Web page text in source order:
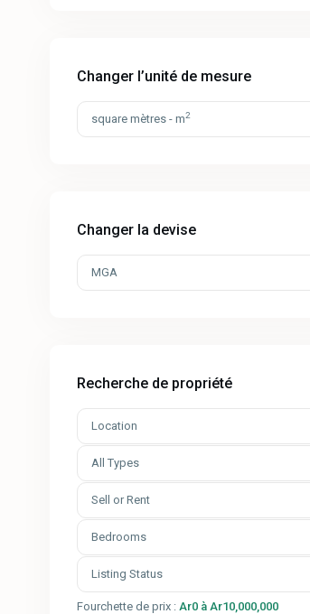
Changer l’unité de mesure
square mètres - m2
Changer la devise
MGA
Recherche de propriété
All Types
Sell or Rent
Bedrooms
Listing Status
Fourchette de prix : Ar0 à Ar10,000,000